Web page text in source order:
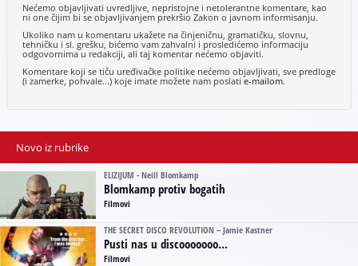
Nećemo objavljivati uvredljive, nepristojne i netolerantne komentare, kao
ni one čijim bi se objavljivanjem prekršio Zakon o javnom informisanju.
Ukoliko nam u komentaru ukažete na činjeničnu, gramatičku, slovnu,
tehničku i sl. grešku, bićemo vam zahvalni i prosledićemo informaciju
odgovornima u redakciji, ali taj komentar nećemo objaviti.
Komentare koji se tiču uređivačke politike nećemo objavljivati, sve predloge
(i zamerke, pohvale...) koje imate možete nam poslatie-mailom.
Novo iz rubrike
ELIZIJUM - Neill Blomkamp
Blomkamp protiv bogatih
Filmovi
THE SECRET DISCO REVOLUTION – Jamie Kastner
Pusti nas u discooooooo...
Filmovi